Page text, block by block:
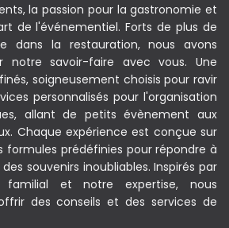
la passion pour la gastronomie et
de l'événementiel. Forts de plus de
dans la restauration, nous avons
notre savoir-faire avec vous. Une
soigneusement choisis pour ravir
personnalisés pour l'organisation
allant de petits évènement aux
Chaque expérience est conçue sur
formules prédéfinies pour répondre à
souvenirs inoubliables. Inspirés par
familial et notre expertise, nous
des conseils et des services de